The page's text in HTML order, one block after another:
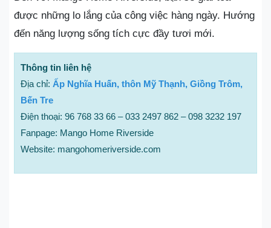
được những lo lắng của công việc hàng ngày. Hướng
đến năng lượng sống tích cực đầy tươi mới.
Thông tin liên hệ
Địa chỉ: Ấp Nghĩa Huấn, thôn Mỹ Thạnh, Giồng Trôm,
Bến Tre
Điện thoại: 96 768 33 66 – 033 2497 862 – 098 3232 197
Fanpage: Mango Home Riverside
Website: mangohomeriverside.com